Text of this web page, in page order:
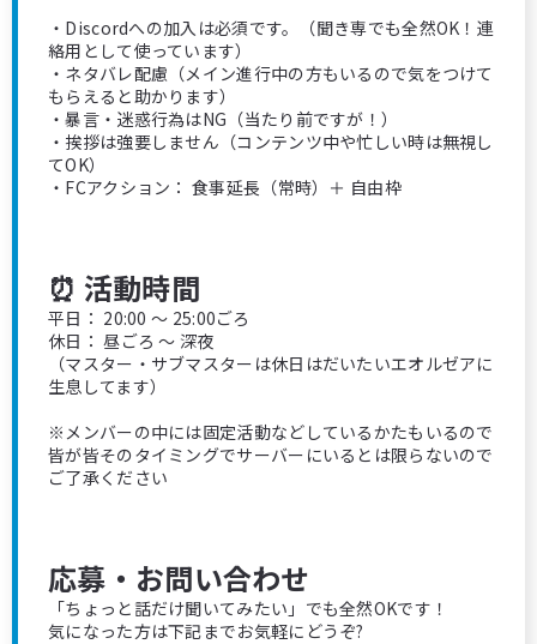
・Discordへの加入は必須です。（聞き専でも全然OK！連
絡用として使っています）
・ネタバレ配慮（メイン進行中の方もいるので気をつけて
もらえると助かります）
・暴言・迷惑行為はNG（当たり前ですが！）
・挨拶は強要しません（コンテンツ中や忙しい時は無視し
てOK）
・FCアクション： 食事延長（常時）＋ 自由枠
⏰ 活動時間
平日： 20:00 ～ 25:00ごろ
休日： 昼ごろ ～ 深夜
（マスター・サブマスターは休日はだいたいエオルゼアに
生息してます）
※メンバーの中には固定活動などしているかたもいるので
皆が皆そのタイミングでサーバーにいるとは限らないので
ご了承ください
応募・お問い合わせ
「ちょっと話だけ聞いてみたい」でも全然OKです！
気になった方は下記までお気軽にどうぞ?